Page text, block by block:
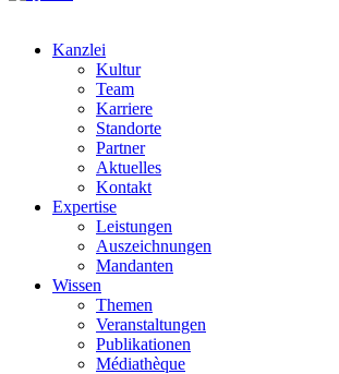
Kanzlei
Kultur
Team
Karriere
Standorte
Partner
Aktuelles
Kontakt
Expertise
Leistungen
Auszeichnungen
Mandanten
Wissen
Themen
Veranstaltungen
Publikationen
Médiathèque